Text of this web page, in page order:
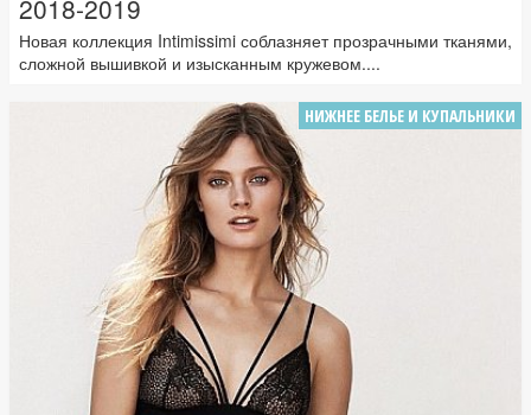
2018-2019
Новая коллекция Intimissimi соблазняет прозрачными тканями,
сложной вышивкой и изысканным кружевом....
НИЖНЕЕ БЕЛЬЕ И КУПАЛЬНИКИ